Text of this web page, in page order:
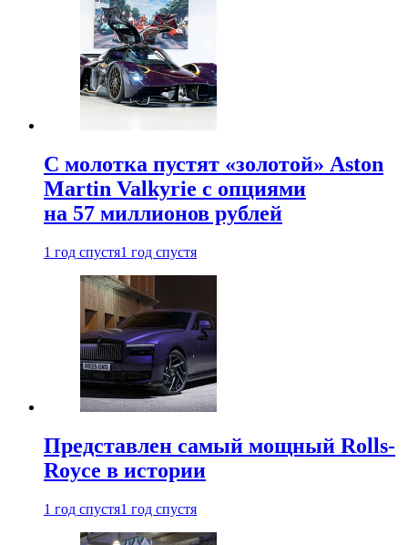
С молотка пустят «золотой» Aston
Martin Valkyrie с опциями
на 57 миллионов рублей
1 год спустя1 год спустя
Представлен самый мощный Rolls-
Royce в истории
1 год спустя1 год спустя